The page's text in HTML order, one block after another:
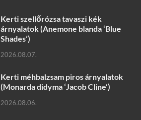
Kerti szellőrózsa tavaszi kék
árnyalatok (Anemone blanda ‘Blue
Shades’)
2026.08.07.
Kerti méhbalzsam piros árnyalatok
(Monarda didyma ‘Jacob Cline’)
2026.08.06.